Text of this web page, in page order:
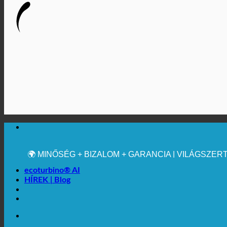
🌍 MINŐSÉG + BIZALOM + GARANCIA |
ecoturbino® AI
HÍREK | Blog